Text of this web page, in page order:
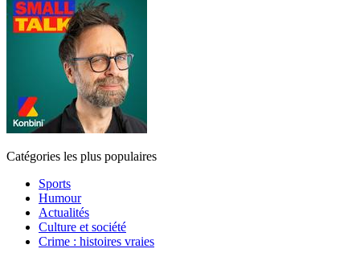
Catégories les plus populaires
Sports
Humour
Actualités
Culture et société
Crime : histoires vraies